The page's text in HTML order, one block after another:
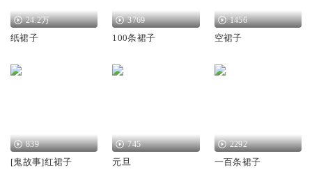
24.2万
纸裙子
3769
100条裙子
1456
空裙子
839
[鬼故事]红裙子
745
元旦
2292
一百条裙子